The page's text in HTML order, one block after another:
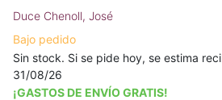
Duce Chenoll, José
Bajo pedido
Sin stock. Si se pide hoy, se estima
31/08/26
¡GASTOS DE ENVÍO GRATIS!